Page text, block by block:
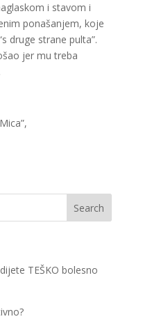
i stavom i
ponašanjem, koje
druge strane pulta”.
jer mu treba
TEŠKO bolesno